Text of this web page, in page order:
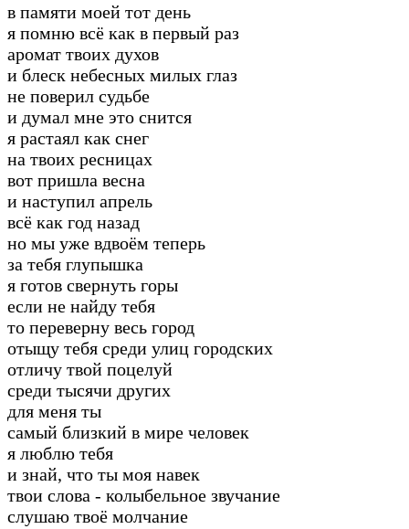
в памяти моей тот день
я помню всё как в первый раз
аромат твоих духов
и блеск небесных милых глаз
не поверил судьбе
и думал мне это снится
я растаял как снег
на твоих ресницах
вот пришла весна
и наступил апрель
всё как год назад
но мы уже вдвоём теперь
за тебя глупышка
я готов свернуть горы
если не найду тебя
то переверну весь город
отыщу тебя среди улиц городских
отличу твой поцелуй
среди тысячи других
для меня ты
самый близкий в мире человек
я люблю тебя
и знай, что ты моя навек
твои слова - колыбельное звучание
слушаю твоё молчание